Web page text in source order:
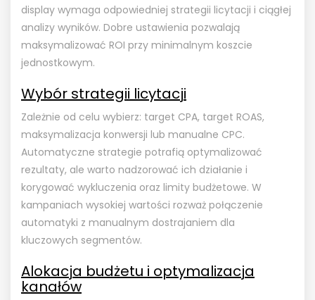
display wymaga odpowiedniej strategii licytacji i ciągłej
analizy wyników. Dobre ustawienia pozwalają
maksymalizować ROI przy minimalnym koszcie
jednostkowym.
Wybór strategii licytacji
Zależnie od celu wybierz: target CPA, target ROAS,
maksymalizacja konwersji lub manualne CPC.
Automatyczne strategie potrafią optymalizować
rezultaty, ale warto nadzorować ich działanie i
korygować wykluczenia oraz limity budżetowe. W
kampaniach wysokiej wartości rozważ połączenie
automatyki z manualnym dostrajaniem dla
kluczowych segmentów.
Alokacja budżetu i optymalizacja
kanałów